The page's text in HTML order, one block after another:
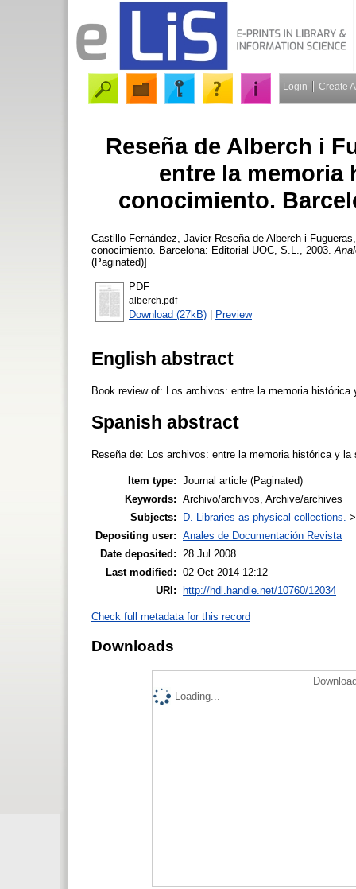
Login Create
Reseña de Alberch i
entre la memoria
conocimiento.
Castillo Fernández, JavierReseña de Alberch i
conocimiento. Barcelona: Editorial UOC, S.L., 2003.
(Paginated)]
PDF
alberch.pdf
Download (27kB) | Preview
English abstract
Book review of: Los archivos: entre la memoria
Spanish abstract
Reseña de: Los archivos: entre la memoria histórica y
Item type: Journal article (Paginated)
Keywords: Archivo/archivos, Archive/archives
Subjects:
D. Libraries as physical collections.
Depositing user: Anales de Documentación Revista
Date deposited:
28 Jul 2008
Last modified: 02 Oct 2014 12:12
URI:
http://hdl.handle.net/10760/12034
Check full metadata for this record
Downloads
Loading...